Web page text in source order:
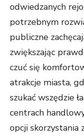
odwiedzanych
potrzebnym
publiczne
zwiększając
czuć się
atrakcje miasta,
szukać wszędzie
centrach
opcji